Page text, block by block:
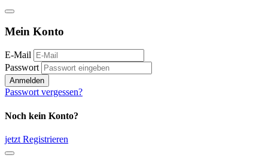
Mein Konto
E-Mail
Passwort
Anmelden
Passwort vergessen?
Noch kein Konto?
jetzt Registrieren